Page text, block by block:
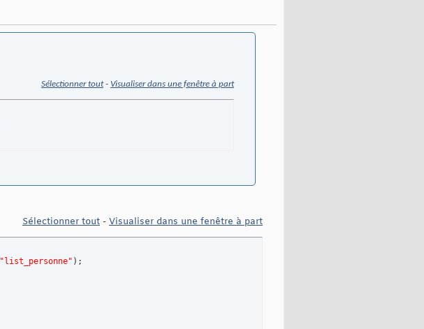
Sélectionner tout- Visualiser dans une fenêtre à part
Sélectionner tout - Visualiser dans une fenêtre à part
"list_personne" ) ;